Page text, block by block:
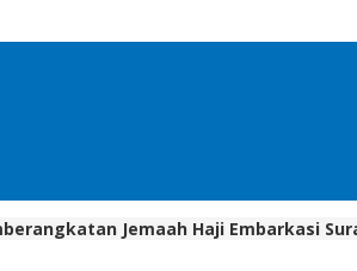
Jemaah Haji Embarkasi